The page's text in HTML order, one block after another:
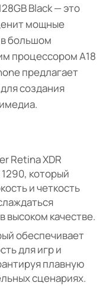
Black — это
мощные
большом
процессором A18
предлагает
создания
Retina XDR
который
и четкость
качестве.
обеспечивает
для игр и
плавную
сценариях.